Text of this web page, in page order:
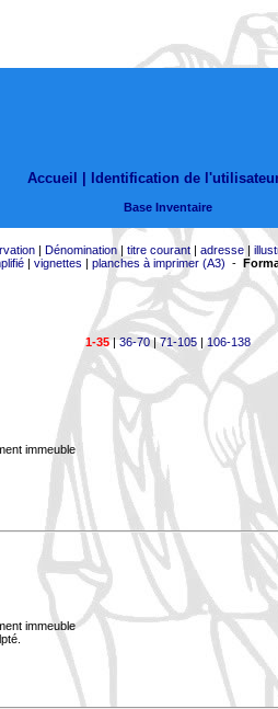
Accueil | Identification de
Base Inventaire
| Dénomination| titre courant| adresse|
| vignettes | planches à imprimer (A3) -
1-35|36-70|71-105| 106-138
immeuble
immeuble